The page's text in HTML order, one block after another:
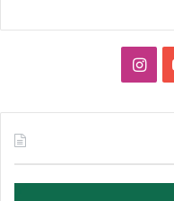
يوتيوبانستقرام